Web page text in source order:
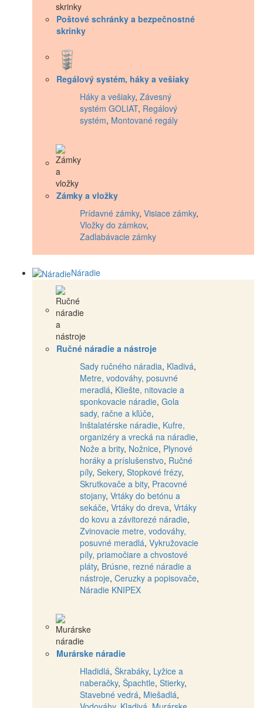
Poštové schránky a bezpečnostné
skrinky
Regálový systém, háky a vešiaky
Háky a vešiaky, Závesný
systém GOLIAT, Regálový
systém, Montované regály
Zámky a vložky
Prídavné zámky, Visiace zámky,
Vložky do zámkov,
Zadlabávacie zámky
Náradie
Ručné náradie a nástroje
Sady ručného náradia, Kladivá,
Metre, vodováhy, posuvné
meradlá, Kliešte, nitovacie a
sponkovacie náradie, Gola
sady, račne a kľúče,
Inštalatérske náradie, Kufre,
organizéry a vrecká na náradie,
Nože a brity, Nožnice, Plynové
horáky a príslušenstvo, Ručné
píly, Sekery, Stopkové frézy,
Skrutkovače a bity, Pracovné
stojany, Vrtáky do betónu a
sekáče, Vrtáky do dreva, Vrtáky
do kovu a závitorezé náradie,
Zvinovacie metre, vodováhy,
posuvné meradlá, Vykružovacie
píly, priamočiare a chvostové
pláty, Brúsne, rezné náradie a
nástroje, Ceruzky a popisovače,
Náradie KNIPEX
Murárske náradie
Hladidlá, Škrabáky, Lyžice a
naberačky, Špachtle, Stierky,
Stavebné vedrá, Miešadlá,